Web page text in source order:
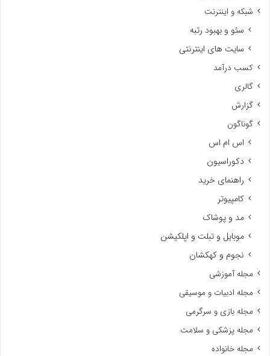
شبکه و اینترنت
سئو و بهبود رتبه
سایت های اینترنتی
کسب درآمد
گالری
گزارش
گوناگون
اس ام اس
دکوراسیون
راهنمای خرید
کامپیوتر
مد و پوشاک
موبایل و تبلت و اپلکیشن
نجوم و کهکشان
مجله آموزشی
مجله ادبیات و موسیقی
مجله بازی و سرگرمی
مجله پزشکی و سلامت
مجله خانواده